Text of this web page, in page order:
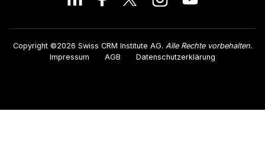
Copyright ©2026 Swiss CRM Institute AG. Alle Rechte vorbehalten.
Impressum
AGB Datenschutzerklärung